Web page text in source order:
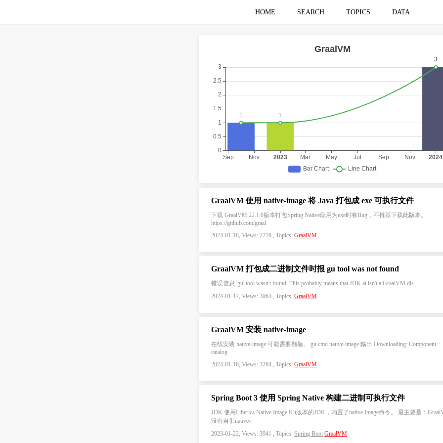
HOME SEARCH TOPICS DATA
GraalVM 使用 native-image 将 Java 打包成 exe 可执行文件
下载 GraalVM 22.1.0版本打包Spring Native应用为exe时有Bug，不推荐下载此版本。
https://github.com/graal
2024-01-18, Views: 2776 , Topics:GraalVM
GraalVM 打包成二进制文件时报 gu tool was not found
错误信息 'gu' tool wasn't found. This probably means that JDK at isn't a GraalVM dis
2024-01-17, Views: 3063 , Topics:GraalVM
GraalVM 安装 native-image
在线安装 native-image 可能需要翻墙。 gu.cmd native-image 输出 Downloading: Component
catalog
2024-01-16, Views: 3264 , Topics:GraalVM
Spring Boot 3 使用 Spring Native 构建二进制可执行文件
JDK 使用Liberica Native Image Kit版本的JDK，内置了native-image命令。 最主要是：
没有自带native-
2023-01-22, Views: 3941 , Topics: Spring Boot GraalVM